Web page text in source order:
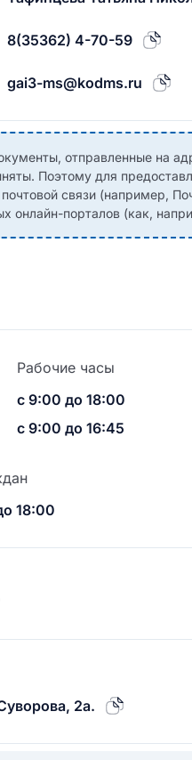
8(35362) 4-70-59
gai3-ms@kodms.ru
отправленные на
Поэтому для
связи (например,
онлайн-порталов (как,
Рабочие часы
с 9:00 до 18:00
с 9:00 до 16:45
18:00
2а.